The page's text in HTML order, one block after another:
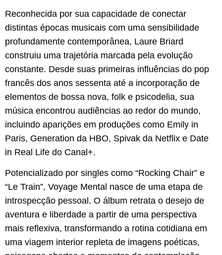
Reconhecida por sua capacidade de conectar
distintas épocas musicais com uma sensibilidade
profundamente contemporânea, Laure Briard
construiu uma trajetória marcada pela evolução
constante. Desde suas primeiras influências do pop
francês dos anos sessenta até a incorporação de
elementos de bossa nova, folk e psicodelia, sua
música encontrou audiências ao redor do mundo,
incluindo aparições em produções como Emily in
Paris, Generation da HBO, Spivak da Netflix e Date
in Real Life do Canal+.
Potencializado por singles como “Rocking Chair” e
“Le Train”, Voyage Mental nasce de uma etapa de
introspecção pessoal. O álbum retrata o desejo de
aventura e liberdade a partir de uma perspectiva
mais reflexiva, transformando a rotina cotidiana em
uma viagem interior repleta de imagens poéticas,